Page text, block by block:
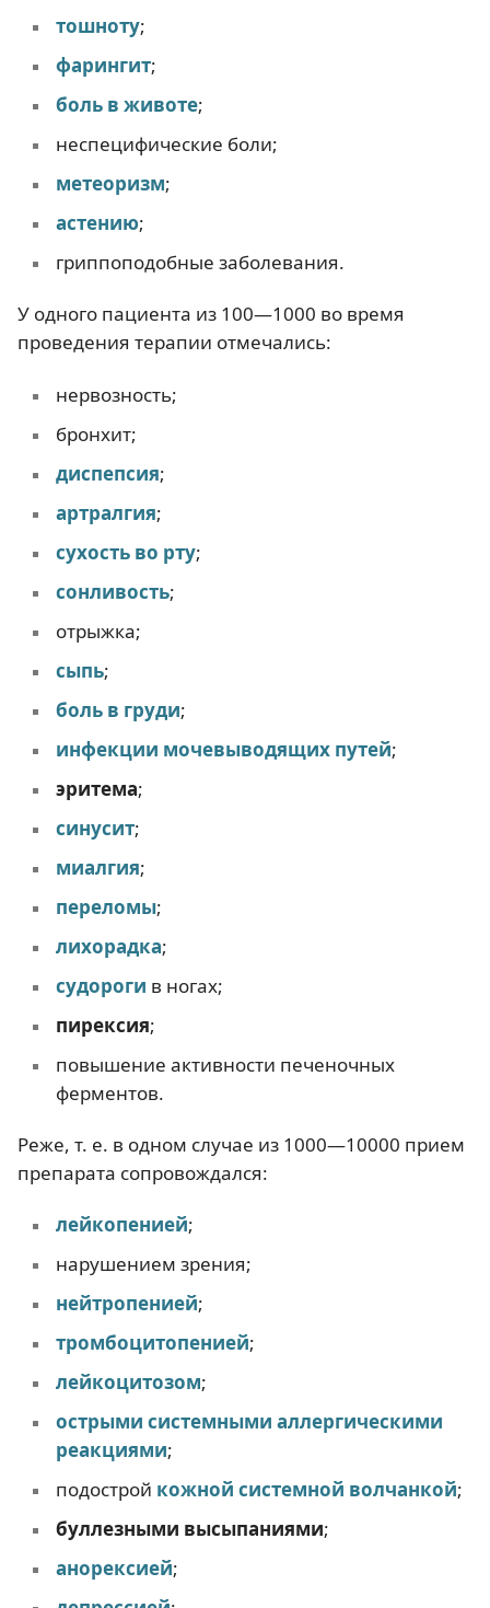
тошноту;
фарингит;
боль в животе;
неспецифические боли;
метеоризм;
астению;
гриппоподобные заболевания.
У одного пациента из 100—1000 во время
проведения терапии отмечались:
нервозность;
бронхит;
диспепсия;
артралгия;
сухость во рту;
сонливость;
отрыжка;
сыпь;
боль в груди;
инфекции мочевыводящих путей;
эритема;
синусит;
миалгия;
переломы;
лихорадка;
судороги в ногах;
пирексия;
повышение активности печеночных
ферментов.
Реже, т. е. в одном случае из 1000—10000 прием
препарата сопровождался:
лейкопенией;
нарушением зрения;
нейтропенией;
тромбоцитопенией;
лейкоцитозом;
острыми системными аллергическими
реакциями;
подострой кожной системной волчанкой;
буллезными высыпаниями;
анорексией;